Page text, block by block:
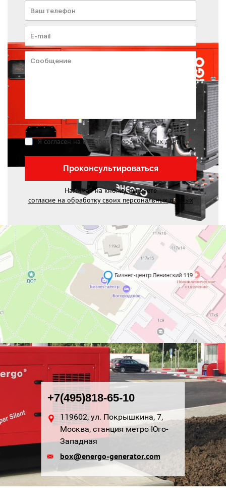
Я согласен на обработку персональных данных*
Проконсультироваться
Нажимая на кнопку, вы даете
согласие на обработку своих персональных данных
+7(495)818-65-10
119602, ул. Покрышкина, 7,
Москва, станция метро Юго-
Западная
box@energo-generator.com